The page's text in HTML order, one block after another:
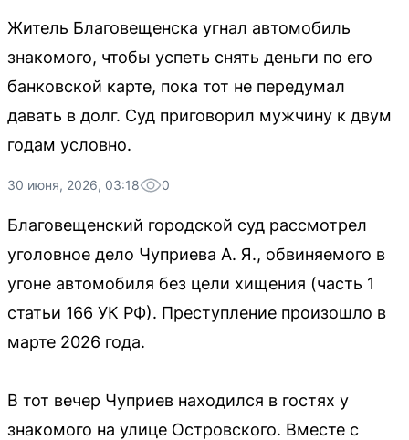
Житель Благовещенска угнал автомобиль
знакомого, чтобы успеть снять деньги по его
банковской карте, пока тот не передумал
давать в долг. Суд приговорил мужчину к двум
годам условно.
30 июня, 2026, 03:18 0
Благовещенский городской суд рассмотрел
уголовное дело Чуприева А. Я., обвиняемого в
угоне автомобиля без цели хищения (часть 1
статьи 166 УК РФ). Преступление произошло в
марте 2026 года.
В тот вечер Чуприев находился в гостях у
знакомого на улице Островского. Вместе с